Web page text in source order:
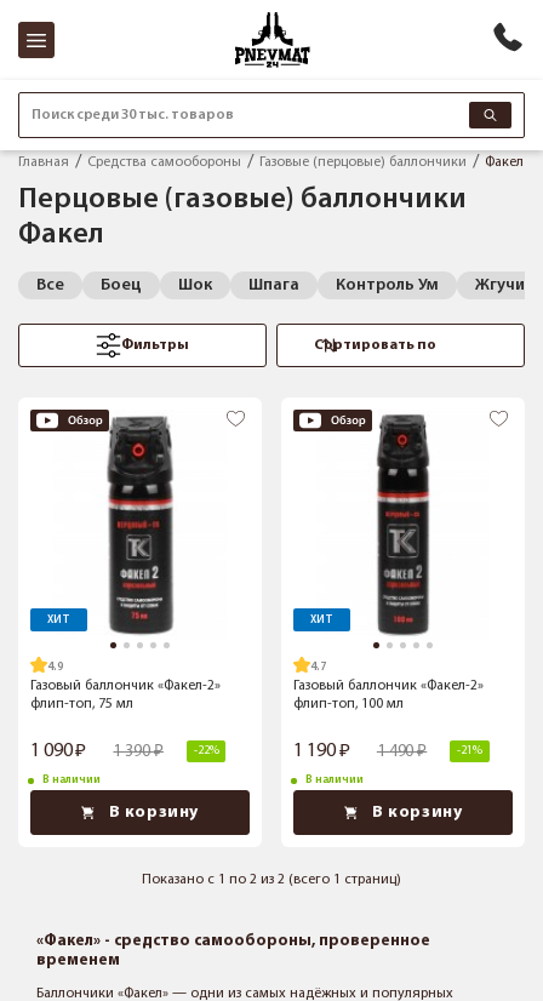
Поиск среди 30 тыс. товаров
Главная Средства самообороны Газовые (перцовые) баллончики Факел
Перцовые (газовые) баллончики
Факел
Все Боец Шок Шпага Контроль Ум Жгучий
Фильтры
ХИТ
4.9
Газовый баллончик «Факел-2»
флип-топ, 75 мл
1 090 1 390 -22%
В наличии
В корзину
ХИТ
4.7
Газовый баллончик «Факел-2»
флип-топ, 100 мл
1 190 1 490 -21%
В наличии
В корзину
Показано с 1 по 2 из 2 (всего 1 страниц)
«Факел» - средство самообороны, проверенное
временем
Баллончики «Факел» — одни из самых надёжных и популярных